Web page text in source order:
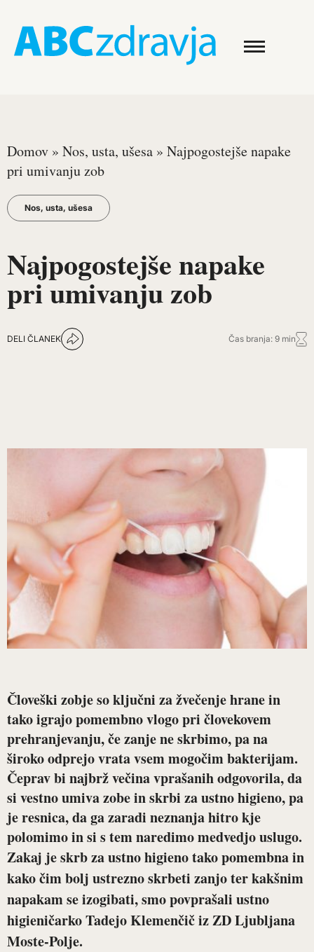
Domov » Nos, usta, ušesa » Najpogostejše napake
pri umivanju zob
Nos, usta, ušesa
Najpogostejše napake
pri umivanju zob
DELI ČLANEK Čas branja: 9 min
Človeški zobje so ključni za žvečenje hrane in
tako igrajo pomembno vlogo pri človekovem
prehranjevanju, če zanje ne skrbimo, pa na
široko odprejo vrata vsem mogočim bakterijam.
Čeprav bi najbrž večina vprašanih odgovorila, da
si vestno umiva zobe in skrbi za ustno higieno, pa
je resnica, da ga zaradi neznanja hitro kje
polomimo in si s tem naredimo medvedjo uslugo.
Zakaj je skrb za ustno higieno tako pomembna in
kako čim bolj ustrezno skrbeti zanjo ter kakšnim
napakam se izogibati, smo povprašali ustno
higieničarko Tadejo Klemenčičiz ZD Ljubljana
Moste-Polje.